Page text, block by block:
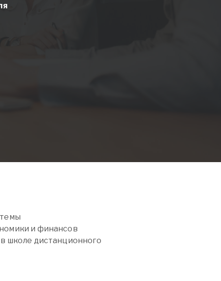
и финансов
школе дистанционного